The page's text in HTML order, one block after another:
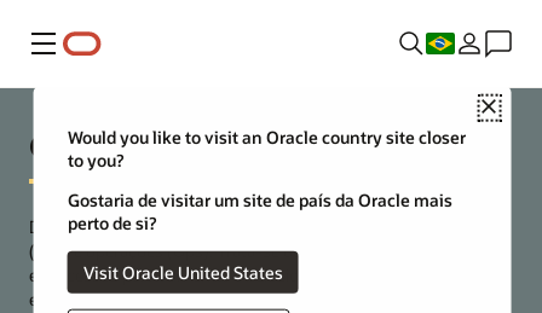
Menu
Close
Would you like to visit an Oracle country site closer
to you?
Gostaria de visitar um site de país da Oracle mais
perto de si?
Visit Oracle United States
O que é DevOps?
DevOps é uma combinação de duas funções: desenvolvimento
(Dev) e operações (Ops). Trata-se de conectar pessoas, produtos
e processos para aumentar a velocidade de desenvolvimento e
entrega de aplicativos.